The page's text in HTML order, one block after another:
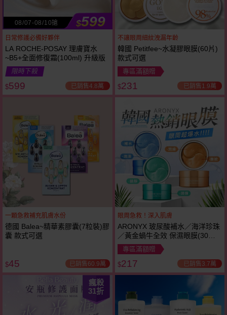
08/07-08/10搶 $599
日常修護必備好夥伴
LA ROCHE-POSAY 理膚寶水
~B5+全面修復霜(100ml) 升級版
限時下殺
$599 已銷售4.8萬
不讓眼周細紋洩漏年齡
韓國 Petitfee~水凝膠眼膜(60片)
款式可選
專區滿額贈
$231 已銷售1.9萬
一顆急救補充肌膚水份
德國 Balea~精華素膠囊(7粒裝)膠
囊 款式可選
$45 已銷售60.9萬
眼周急救！深入肌膚
ARONYX 玻尿酸補水／海洋珍珠
／黃金蝸牛全效 保濕眼膜(30對)
款式可選
專區滿額贈
$217 已銷售3.7萬
瘋殺
31折